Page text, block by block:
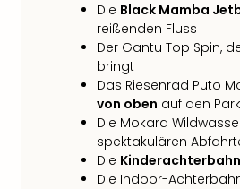
Die Black Mamba
reißenden Fluss
Der Gantu Top Spin,
bringt
Das Riesenrad Puto
von oben auf den Park
Die Mokara
spektakulären
Die Kinderachterbahn
Die Indoor-